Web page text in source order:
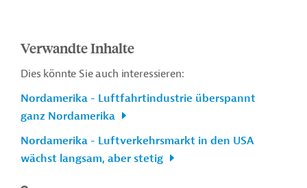
Verwandte Inhalte
Dies könnte Sie auch interessieren:
Nordamerika - Luftfahrtindustrie überspannt
ganz Nordamerika
Nordamerika - Luftverkehrsmarkt in den USA
wächst langsam, aber stetig